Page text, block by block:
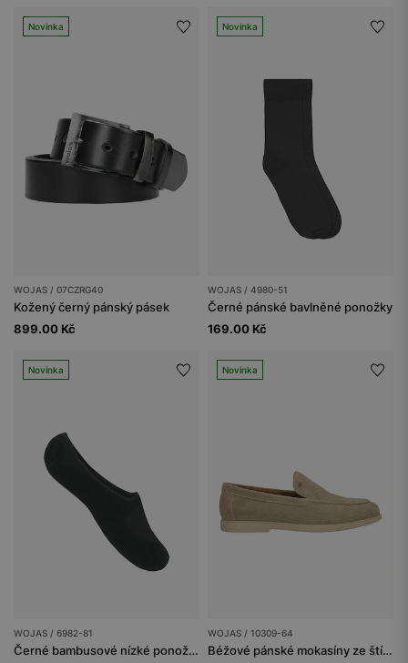
Novinka
WOJAS / 07CZRG40
Kožený černý pánský pásek
899.00 Kč
Novinka
WOJAS / 4980-51
Černé pánské bavlněné ponožky
169.00 Kč
Novinka
WOJAS / 6982-81
Černé bambusové nízké ponožky se silikonem na patě, ideální do mokasín
Novinka
WOJAS / 10309-64
Béžové pánské mokasíny ze štípenky